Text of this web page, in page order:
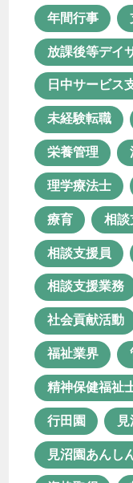
生活支援員
相談支援
相談支援員
相談支援業務
社会貢献活動
福祉の仕事
管理職 精
経験者転職
見沼園 見
資格 資格
長く続ける
障害福祉 聖
障害者グルー
障害者支援施
年間行事
放課後等デイ
日中サービス
未経験転職
栄養管理
理学療法士
療育 相談
相談支援員
相談支援業務
社会貢献活動
福祉業界
精神保健福祉
行田園
見沼園あんし